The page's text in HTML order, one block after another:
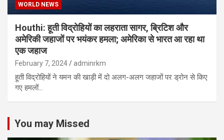
WORLD NEWS
Houthi: हूती विद्रोहियों का लहराता सागर, ब्रिटिश और
अमेरिकी जहाजों पर भयंकर हमला; अमेरिका से भारत आ रहा था
एक जहाज
February 7, 2024 adminrkm
हूती विद्रोहियों ने यमन की खाड़ी में दो अलग-अलग जहाजों पर ड्रोन से किए
गए हमलों…
You may Missed